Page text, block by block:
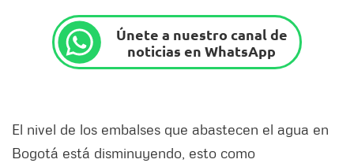
Únete a nuestro canal de
noticias en WhatsApp
El nivel de los embalses que abastecen el agua en
Bogotá está disminuyendo, esto como